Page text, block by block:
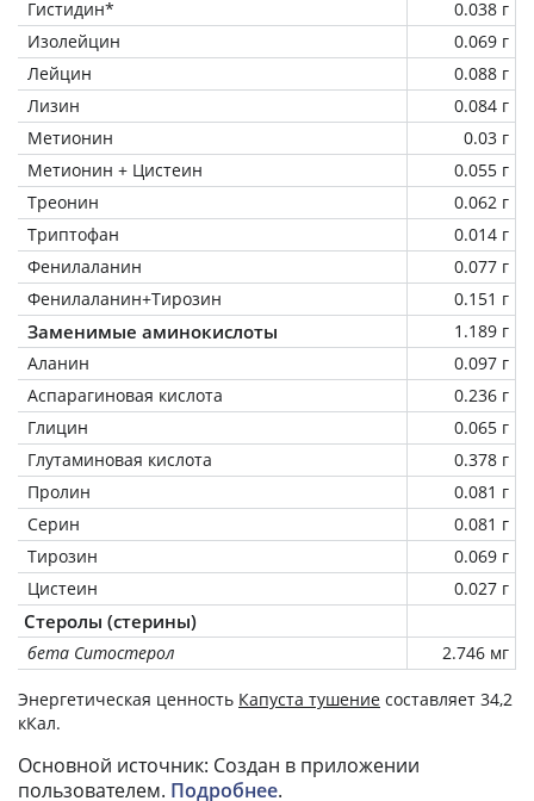
Гистидин*
0.038 г
Изолейцин
0.069 г
Лейцин
0.088 г
Лизин
0.084 г
Метионин
0.03 г
Метионин + Цистеин
0.055 г
Треонин
0.062 г
Триптофан
0.014 г
Фенилаланин
0.077 г
Фенилаланин+Тирозин
0.151 г
Заменимые аминокислоты
1.189 г
Аланин
0.097 г
Аспарагиновая кислота
0.236 г
Глицин
0.065 г
Глутаминовая кислота
0.378 г
Пролин
0.081 г
Серин
0.081 г
Тирозин
0.069 г
Цистеин
0.027 г
Стеролы (стерины)
бета Ситостерол 2.746 мг
Энергетическая ценность Капуста тушение составляет 34,2
кКал.
Основной источник: Создан в приложении
пользователем. Подробнее.